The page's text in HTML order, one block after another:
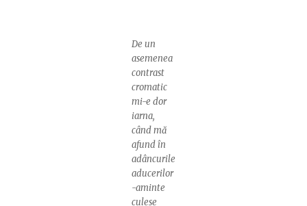
De un
asemenea
contrast
cromatic
mi-e dor
iarna,
când mă
afund în
adâncurile
aducerilor
-aminte
culese